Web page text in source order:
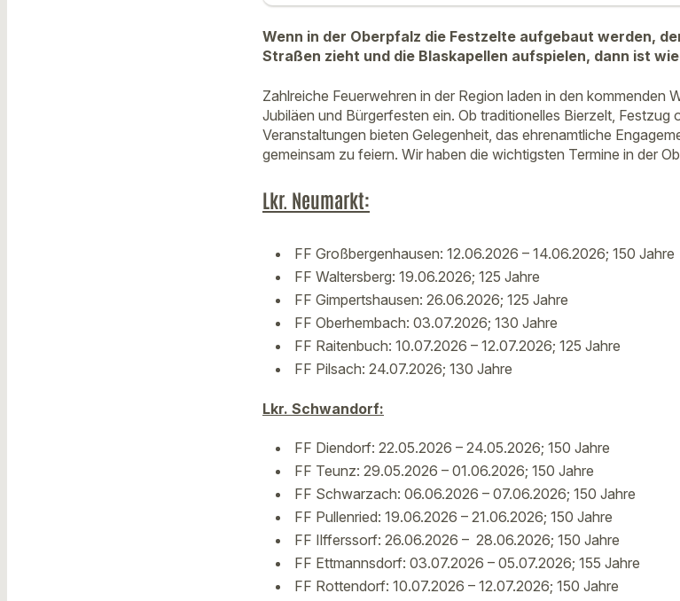
Wenn in der Oberpfalz die Festzelte aufgebaut werden,
Straßen zieht und die Blaskapellen aufspielen, dann ist
Zahlreiche Feuerwehren in der Region laden in den kommenden
Jubiläen und Bürgerfesten ein. Ob traditionelles Bierzelt, Festzug
Veranstaltungen bieten Gelegenheit, das ehrenamtliche
gemeinsam zu feiern. Wir haben die wichtigsten Termine in der
Lkr. Neumarkt:
FF Großbergenhausen: 12.06.2026 – 14.06.2026; 150 Jahre
FF Waltersberg: 19.06.2026; 125 Jahre
FF Gimpertshausen: 26.06.2026; 125 Jahre
FF Oberhembach: 03.07.2026; 130 Jahre
FF Raitenbuch: 10.07.2026 – 12.07.2026; 125 Jahre
FF Pilsach: 24.07.2026; 130 Jahre
Lkr. Schwandorf:
FF Diendorf: 22.05.2026 – 24.05.2026; 150 Jahre
FF Teunz: 29.05.2026 – 01.06.2026; 150 Jahre
FF Schwarzach: 06.06.2026 – 07.06.2026; 150 Jahre
FF Pullenried: 19.06.2026 – 21.06.2026; 150 Jahre
FF Ilfferssorf: 26.06.2026 – 28.06.2026; 150 Jahre
FF Ettmannsdorf: 03.07.2026 – 05.07.2026; 155 Jahre
FF Rottendorf: 10.07.2026 – 12.07.2026; 150 Jahre